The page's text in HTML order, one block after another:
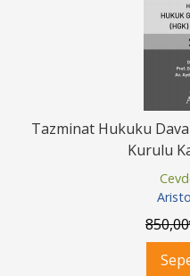
Tazminat Hukuku
Kurulu
850,00